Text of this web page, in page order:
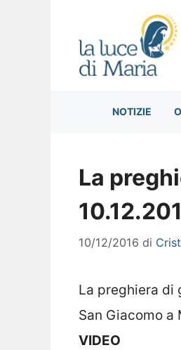
NOTIZIE
La
10/12/2016 di
La preghiera di
San Giacomo a
VIDEO